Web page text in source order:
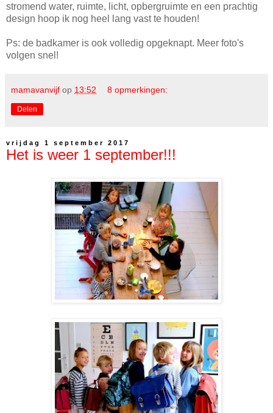
stromend water, ruimte, licht, opbergruimte en een prachtig
design hoop ik nog heel lang vast te houden!
Ps: de badkamer is ook volledig opgeknapt. Meer foto's
volgen snel!
mamavanvijf op 13:52 8 opmerkingen:
Delen
vrijdag 1 september 2017
Het is weer 1 september!!!